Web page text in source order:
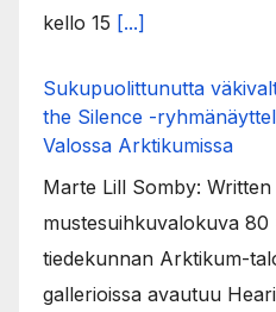
kello 15 [...]
Sukupuolittunutta
the Silence -
Valossa Arktikumissa
Marte Lill Somby:
mustesuihkuvalokuva 80
tiedekunnan Arktikum-
gallerioissa avautuu